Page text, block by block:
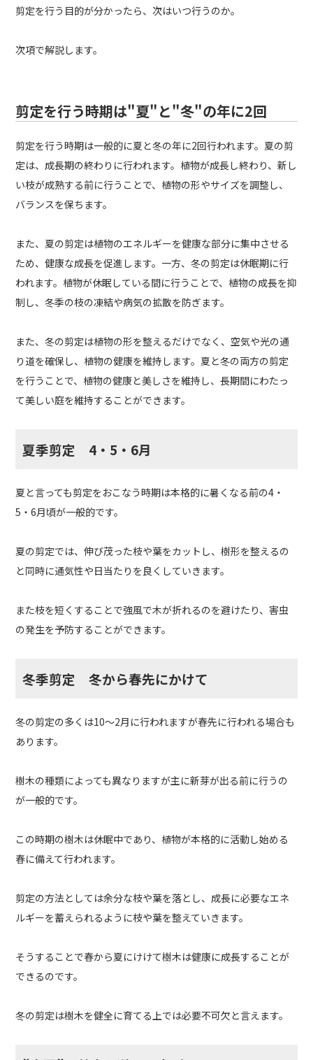
剪定を行う目的が分かったら、次はいつ行うのか。
次項で解説します。
剪定を行う時期は"夏"と"冬"の年に2回
剪定を行う時期は一般的に夏と冬の年に2回行われます。夏の剪
定は、成長期の終わりに行われます。植物が成長し終わり、新し
い枝が成熟する前に行うことで、植物の形やサイズを調整し、
バランスを保ちます。
また、夏の剪定は植物のエネルギーを健康な部分に集中させる
ため、健康な成長を促進します。一方、冬の剪定は休眠期に行
われます。植物が休眠している間に行うことで、植物の成長を抑
制し、冬季の枝の凍結や病気の拡散を防ぎます。
また、冬の剪定は植物の形を整えるだけでなく、空気や光の通
り道を確保し、植物の健康を維持します。夏と冬の両方の剪定
を行うことで、植物の健康と美しさを維持し、長期間にわたっ
て美しい庭を維持することができます。
夏季剪定 4・5・6月
夏と言っても剪定をおこなう時期は本格的に暑くなる前の4・
5・6月頃が一般的です。
夏の剪定では、伸び茂った枝や葉をカットし、樹形を整えるの
と同時に通気性や日当たりを良くしていきます。
また枝を短くすることで強風で木が折れるのを避けたり、害虫
の発生を予防することができます。
冬季剪定 冬から春先にかけて
冬の剪定の多くは10〜2月に行われますが春先に行われる場合も
あります。
樹木の種類によっても異なりますが主に新芽が出る前に行うの
が一般的です。
この時期の樹木は休眠中であり、植物が本格的に活動し始める
春に備えて行われます。
剪定の方法としては余分な枝や葉を落とし、成長に必要なエネ
ルギーを蓄えられるように枝や葉を整えていきます。
そうすることで春から夏にけけて樹木は健康に成長することが
できるのです。
冬の剪定は樹木を健全に育てる上では必要不可欠と言えます。